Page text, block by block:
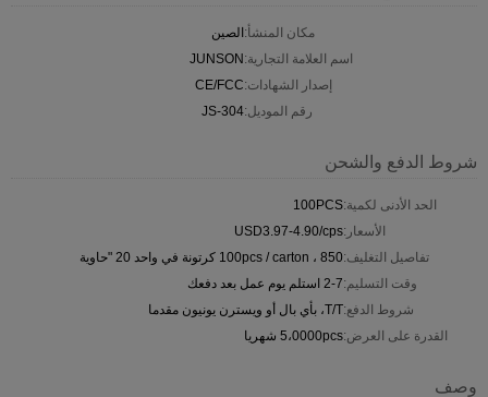
مكان المنشأ:الصين
اسم العلامة التجارية:JUNSON
إصدار الشهادات:CE/FCC
رقم الموديل:JS-304
شروط الدفع والشحن
الحد الأدنى لكمية:100PCS
الأسعار:USD3.97-4.90/cps
تفاصيل التغليف:100pcs / carton ، 850 كرتونة في واحد 20 "حاوية
وقت التسليم:2-7 استلم يوم عمل بعد دفعك
شروط الدفع:T/T، بأي بال أو ويسترن يونيون مقدما
القدرة على العرض:5،0000pcs شهريا
وصف